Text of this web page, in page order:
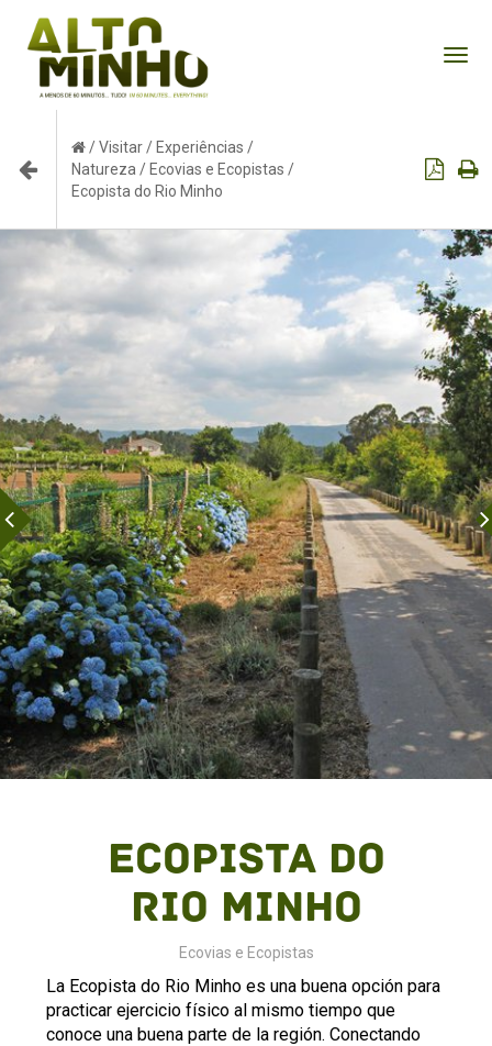
/Visitar/ Experiências /
Natureza / Ecovias e Ecopistas /
Ecopista do Rio Minho
Ecopista do
Rio Minho
Ecovias e Ecopistas
La Ecopista do Rio Minho es una buena opción para
practicar ejercicio físico al mismo tiempo que
conoce una buena parte de la región. Conectando